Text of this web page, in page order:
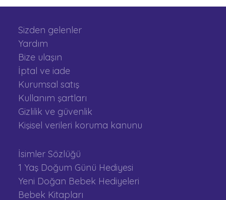
Sizden gelenler
Yardım
Bize ulaşın
İptal ve iade
Kurumsal satış
Kullanım şartları
Gizlilik ve güvenlik
Kişisel verileri koruma kanunu
İsimler Sözlüğü
1 Yaş Doğum Günü Hediyesi
Yeni Doğan Bebek Hediyeleri
Bebek Kitapları